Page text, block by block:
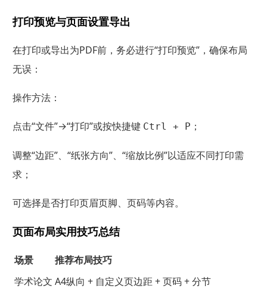
打印预览与页面设置导出
在打印或导出为PDF前，务必进行“打印预览”，确保布局
无误：
操作方法：
点击“文件”→“打印”或按快捷键 Ctrl + P ；
调整“边距”、“纸张方向”、“缩放比例”以适应不同打印需
求；
可选择是否打印页眉页脚、页码等内容。
页面布局实用技巧总结
场景
推荐布局技巧
学术论文 A4纵向 + 自定义页边距 + 页码 + 分节